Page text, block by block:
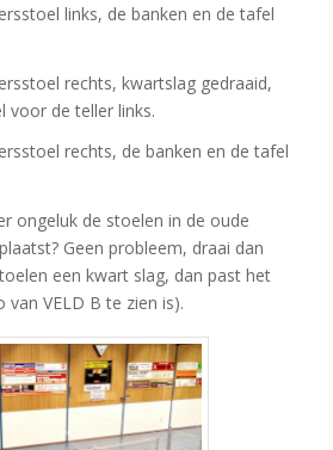
links, de banken en de tafel
rechts, kwartslag gedraaid,
voor de teller links.
rechts, de banken en de tafel
ongeluk de stoelen in de oude
Geen probleem, draai dan
een kwart slag, dan past het
VELD B te zien is).